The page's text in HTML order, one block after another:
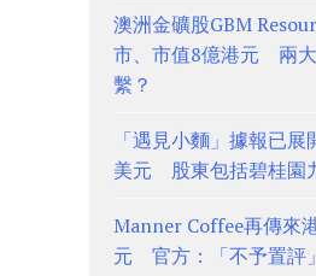
澳洲金礦股GBM
市、市值8億港元 兩
繫？
「遇見小麵」據報已
美元 股東包括碧桂園
Manner Coffee再傳來
元 官方：「不予置評」